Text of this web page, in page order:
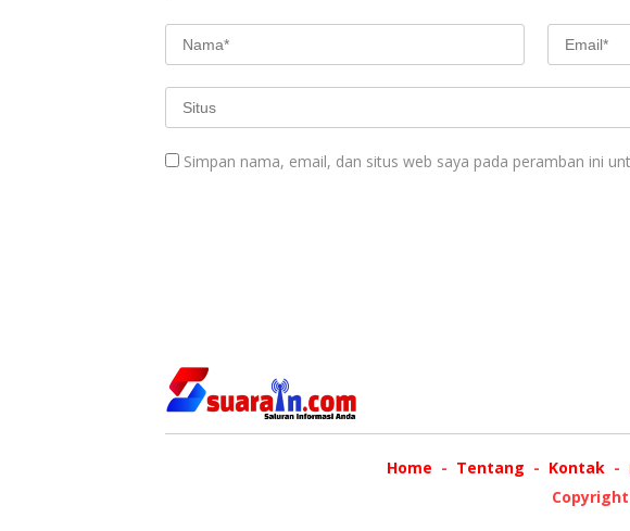
Simpan nama, email, dan situs web saya pada peramban ini
Home Tentang Kontak